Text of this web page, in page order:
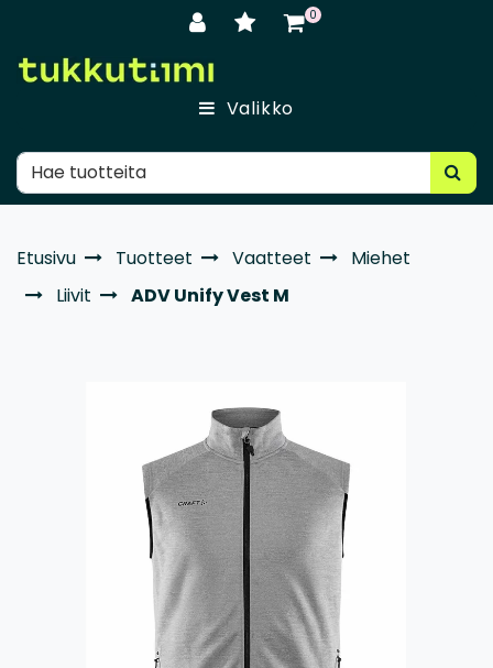
0
Valikko
Etusivu Tuotteet Vaatteet
Miehet
Liivit
ADV Unify Vest M